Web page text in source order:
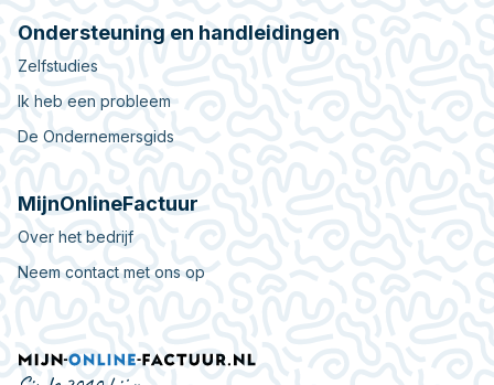
Ondersteuning en handleidingen
Zelfstudies
Ik heb een probleem
De Ondernemersgids
MijnOnlineFactuur
Over het bedrijf
Neem contact met ons op